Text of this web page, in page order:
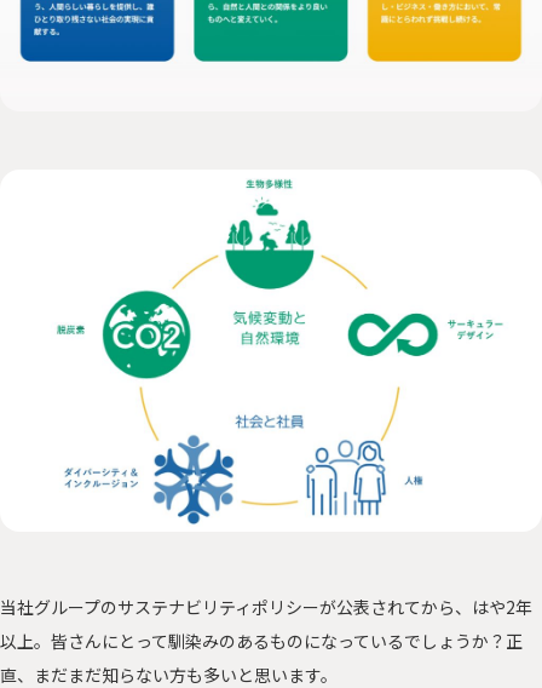
当社グループのサステナビリティポリシーが公表されてから、はや2年
以上。皆さんにとって馴染みのあるものになっているでしょうか？正
直、まだまだ知らない方も多いと思います。